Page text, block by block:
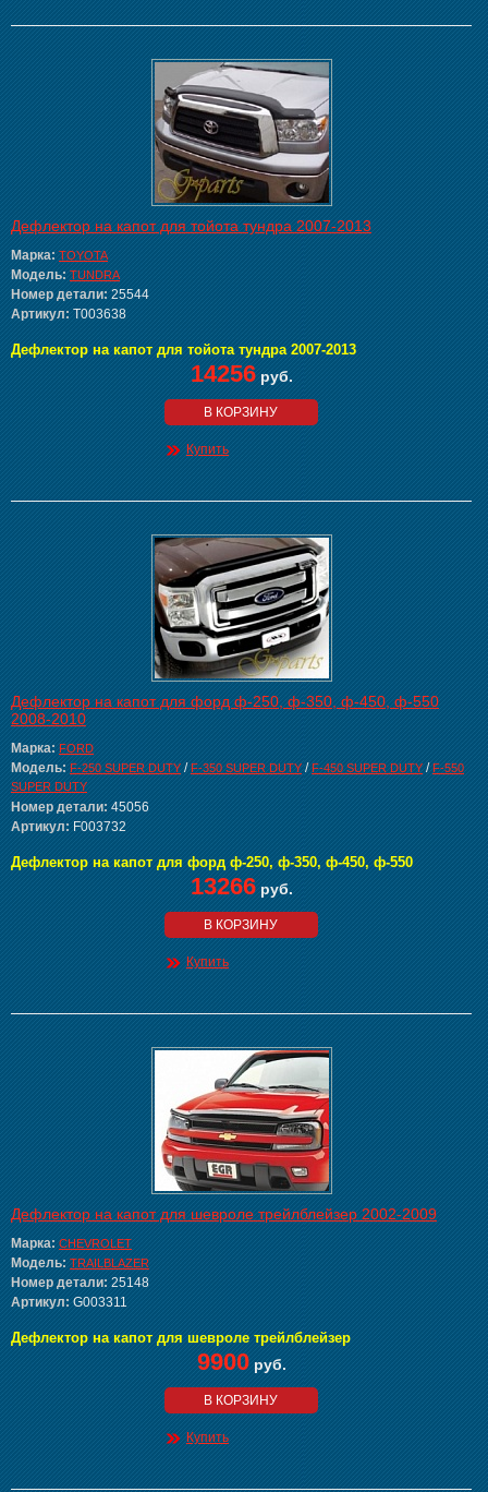
Дефлектор на капот для тойота тундра 2007-2013
Марка: TOYOTA
Модель: TUNDRA
Номер детали: 25544
Артикул: T003638
Дефлектор на капот для тойота тундра 2007-2013
14256руб.
В КОРЗИНУ
Купить
Дефлектор на капот для форд ф-250, ф-350, ф-450, ф-550
2008-2010
Марка: FORD
Модель: F-250 SUPER DUTY /F-350 SUPER DUTY /F-450 SUPER DUTY /F-550
SUPER DUTY
Номер детали: 45056
Артикул: F003732
Дефлектор на капот для форд ф-250, ф-350, ф-450, ф-550
13266руб.
В КОРЗИНУ
Купить
Дефлектор на капот для шевроле трейлблейзер 2002-2009
Марка: CHEVROLET
Модель: TRAILBLAZER
Номер детали: 25148
Артикул: G003311
Дефлектор на капот для шевроле трейлблейзер
9900руб.
В КОРЗИНУ
Купить